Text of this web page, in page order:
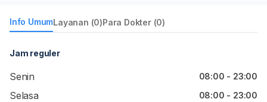
Info UmumLayanan (0)Para Dokter (0)
Jam reguler
Senin 08:00 - 23:00
Selasa 08:00 - 23:00